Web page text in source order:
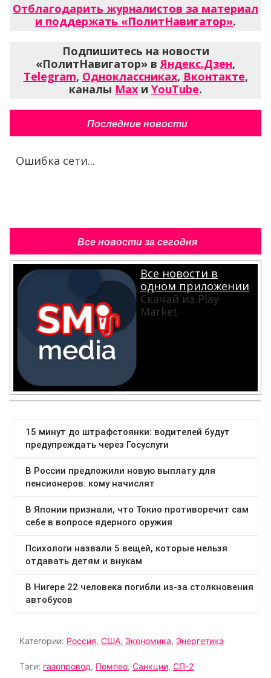
Отблагодарить журналистов за материал
и поддержать «ПолитНавигатор».
Подпишитесь на новости
«ПолитНавигатор» в Яндекс.Дзен,
Telegram, Одноклассниках, Вконтакте,
каналы Max и YouTube.
Последние новости
Ошибка сети...
Все новости за сегодня
Все новости в
одном приложении
Скачай из Play
Market
Категории: Россия, США, Экономика, Энергетика
Тэги: газопровод, Помпео, Санкции, СП-2